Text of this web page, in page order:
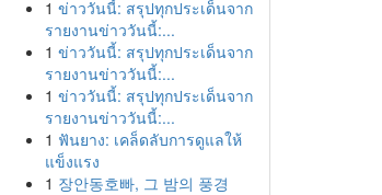
1 ข่าววันนี้: สรุปทุกประเด็นจาก
รายงานข่าววันนี้:...
1 ข่าววันนี้: สรุปทุกประเด็นจาก
รายงานข่าววันนี้:...
1 ข่าววันนี้: สรุปทุกประเด็นจาก
รายงานข่าววันนี้:...
1 ฟันยาง: เคล็ดลับการดูแลให้
แข็งแรง
1 장안동호빠, 그 밤의 풍경